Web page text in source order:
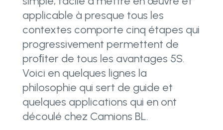
applicable à presque tous les
contextes comporte cinq étapes qui
progressivement permettent de
proﬁter de tous les avantages 5S.
Voici en quelques lignes la
philosophie qui sert de guide et
quelques applications qui en ont
découlé chez Camions BL.